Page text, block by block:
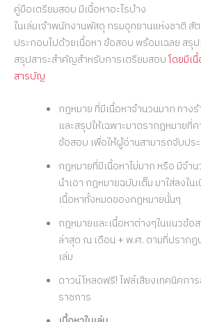
คู่มือเตรียมสอบ มีเนื้อหาอะไรบ้าง
ในเล่มเจ้าพนักงานพัสดุ กรมอุทยานแห่งชาติ
ประกอบไปด้วยเนื้อหา ข้อสอบ พร้อมเฉลย สรุ
สรุปสาระสำคัญสำหรับการเตรียมสอบโดยมีเ
สารบัญ
กฎหมาย ที่มีเนื้อหาจำนวนมาก ทาง
และสรุปให้เฉพาะมาตรากฎหมายที่
ข้อสอบ เพื่อให้ผู้อ่านสามารถจับปร
กฎหมายที่มีเนื้อหาไม่มาก หรือ มีจำ
นำเอา กฎหมายฉบับเต็ม มาใส่ลงใ
เนื้อหาทั้งหมดของกฎหมายนั้นๆ
กฎหมายและเนื้อหาต่างๆในแนวข้
ล่าสุด ณ เดือน + พ.ศ. ตามที่ปราก
เล่ม
ดาวน์โหลดฟรี! ไฟล์เสียงเทคนิคก
ราชการ